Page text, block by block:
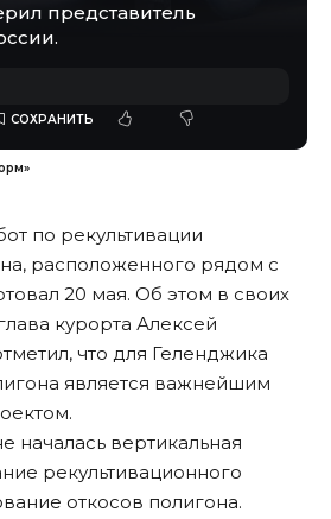
представитель
по рекультивации
расположенного рядом с
20 мая. Об этом в своих
курорта Алексей
что для Геленджика
является важнейшим
началась вертикальная
рекультивационного
откосов полигона.